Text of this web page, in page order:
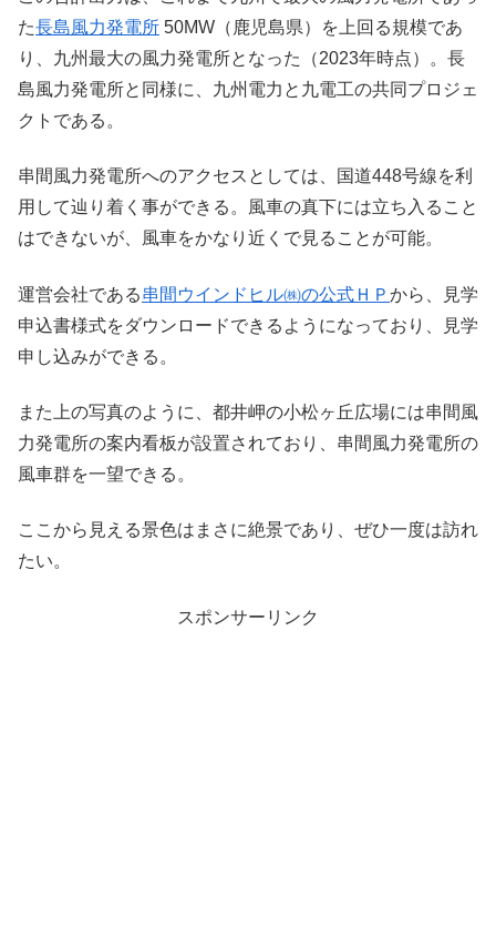
た長島風力発電所 50MW（鹿児島県）を上回る規模であ
り、九州最大の風力発電所となった（2023年時点）。長
島風力発電所と同様に、九州電力と九電工の共同プロジェ
クトである。
串間風力発電所へのアクセスとしては、国道448号線を利
用して辿り着く事ができる。風車の真下には立ち入ること
はできないが、風車をかなり近くで見ることが可能。
運営会社である串間ウインドヒル㈱の公式ＨＰ から、見学
申込書様式をダウンロードできるようになっており、見学
申し込みができる。
また上の写真のように、都井岬の小松ヶ丘広場には串間風
力発電所の案内看板が設置されており、串間風力発電所の
風車群を一望できる。
ここから見える景色はまさに絶景であり、ぜひ一度は訪れ
たい。
スポンサーリンク